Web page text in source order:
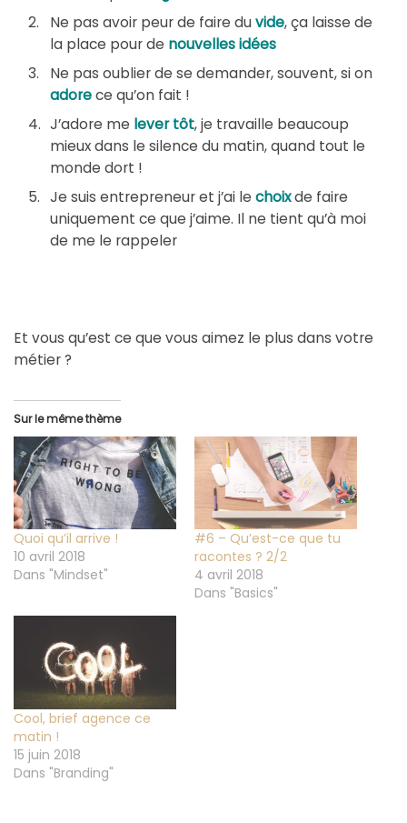
Ne pas avoir peur de faire duvide, ça laisse de
la place pour de nouvelles idées
Ne pas oublier de se demander, souvent, si on
adorece qu’on fait !
J’adore me lever tôt, je travaille beaucoup
mieux dans le silence du matin, quand tout le
monde dort !
Je suis entrepreneur et j’ai le choixde faire
uniquement ce que j’aime. Il ne tient qu’à moi
de me le rappeler
Et vous qu’est ce que vous aimez le plus dans votre
métier ?
Sur le même thème
Quoi qu’il arrive !
10 avril 2018
Dans "Mindset"
#6 – Qu’est-ce que tu
racontes ? 2/2
4 avril 2018
Dans "Basics"
Cool, brief agence ce
matin !
15 juin 2018
Dans "Branding"